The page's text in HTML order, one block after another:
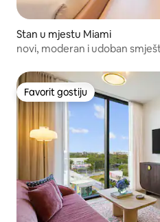
Stan u mjestu Miami
novi, moderan i udoban
Favorit gostiju
Favorit gostiju